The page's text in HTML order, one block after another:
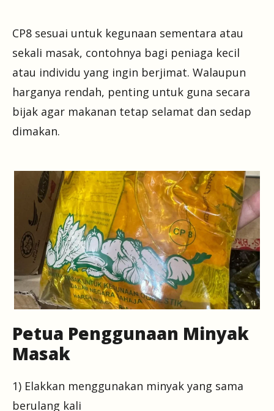
CP8 sesuai untuk kegunaan sementara atau
sekali masak, contohnya bagi peniaga kecil
atau individu yang ingin berjimat. Walaupun
harganya rendah, penting untuk guna secara
bijak agar makanan tetap selamat dan sedap
dimakan.
Petua Penggunaan Minyak
Masak
1) Elakkan menggunakan minyak yang sama
berulang kali